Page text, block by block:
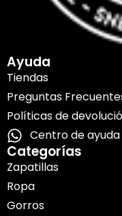
Ayuda
Tiendas
Preguntas
Políticas de
Centro de ayuda
Categorías
Zapatillas
Ropa
Gorros